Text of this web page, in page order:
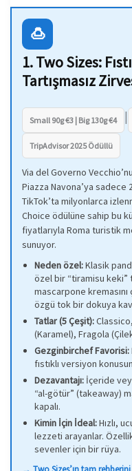
🍮
1. Two Sizes:
Tartışmasız
Small 90g €3 | Big 130g €4 |
TripAdvisor 2025 Ödüllü
Via del Governo
Piazza Navona’ya
TikTok’ta milyonlarca
Choice ödülüne sahip bu
fiyatlarıyla Roma turistik
sunuyor.
Neden özel:Klasik
özel bir “tiramisu keki”
mascarpone
özgü tok bir dokuya
Tatlar (5 Çeşit):
(Karamel), Fragola
Gezginbirchef Favorisi:
fıstıklı versiyon
Dezavantajı: İçeride
“al-götür” (takeaway)
kapalı.
Kimin İçin İdeal:Hızlı,
lezzeti arayanlar.
sevenler için bir rüya.